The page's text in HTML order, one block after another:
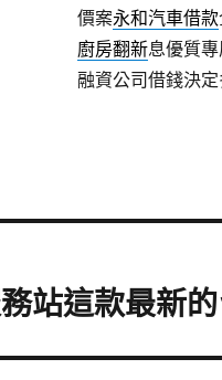
價案永和汽車借款
廚房翻新息優質
融資公司借錢決
站這款最新